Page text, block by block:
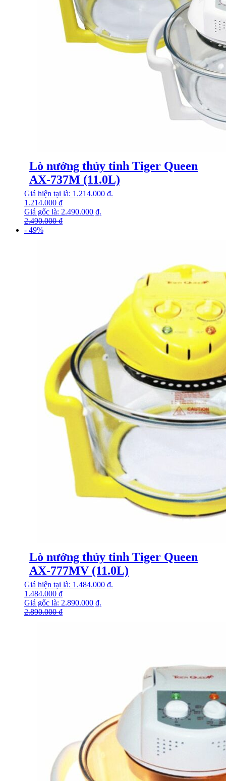
Lò nướng thủy tinh Tiger Queen
AX-737M (11.0L)
2.490.000₫
Giá gốc là: 2.490.000 ₫.
1.214.000 ₫
Giá hiện tại là: 1.214.000 ₫.
- 49%
Lò nướng thủy tinh Tiger Queen
AX-777MV (11.0L)
2.890.000₫
Giá gốc là: 2.890.000 ₫.
1.484.000 ₫
Giá hiện tại là: 1.484.000 ₫.